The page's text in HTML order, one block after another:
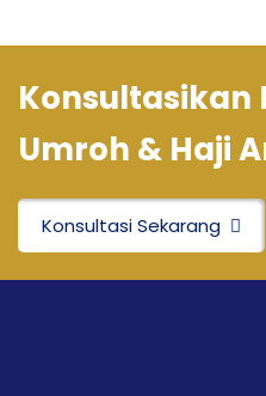
Konsultasikan
Umroh & Haji
Konsultasi Sekarang